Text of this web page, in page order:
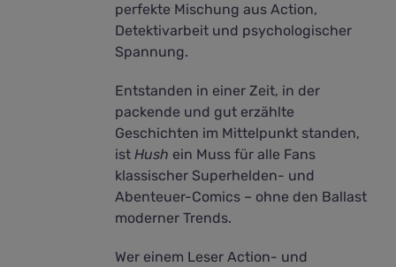
perfekte Mischung aus Action,
Detektivarbeit und psychologischer
Spannung.
Entstanden in einer Zeit, in der
packende und gut erzählte
Geschichten im Mittelpunkt standen,
istHush ein Muss für alle Fans
klassischer Superhelden- und
Abenteuer-Comics – ohne den Ballast
moderner Trends.
Wer einem Leser Action- und